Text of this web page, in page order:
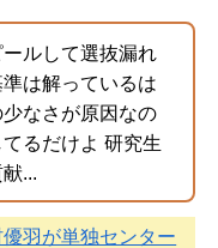
ルして選抜漏れ
は解っているは
なさが原因なの
るだけよ 研究生
...
優羽が単独センター